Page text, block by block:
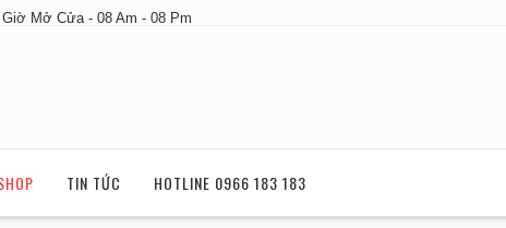
Giờ Mở Cửa - 08 Am - 08 Pm
TIN TỨC HOTLINE 0966 183 183